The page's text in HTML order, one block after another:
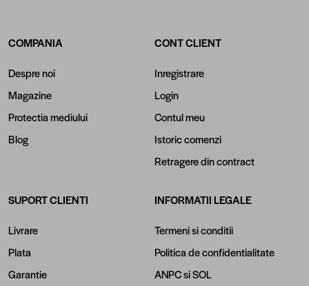
COMPANIA
Despre noi
Magazine
Protectia mediului
Blog
CONT CLIENT
Inregistrare
Login
Contul meu
Istoric comenzi
Retragere din contract
SUPORT CLIENTI
Livrare
Plata
Garantie
INFORMATII LEGALE
Termeni si conditii
Politica de confidentialitate
ANPCsiSOL